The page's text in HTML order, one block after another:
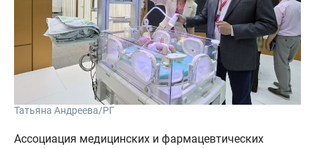
Татьяна Андреева/РГ
Ассоциация медицинских и фармацевтических